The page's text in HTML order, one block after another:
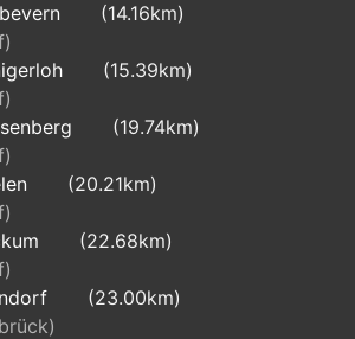
(14.16km)
(15.39km)
(19.74km)
(20.21km)
(22.68km)
(23.00km)